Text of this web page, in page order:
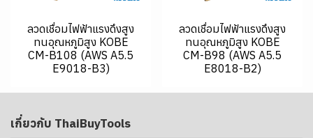
ลวดเชื่อมไฟฟ้าแรงดึงสูง
ทนอุณหภูมิสูง KOBE
CM-B108 (AWS A5.5
E9018-B3)
ลวดเชื่อมไฟฟ้าแรงดึงสูง
ทนอุณหภูมิสูง KOBE
CM-B98 (AWS A5.5
E8018-B2)
เกี่ยวกับ ThaiBuyTools